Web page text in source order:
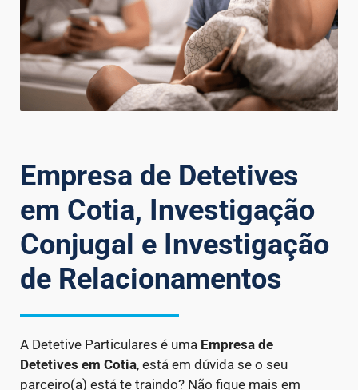
Empresa de Detetives
em Cotia, Investigação
Conjugal e Investigação
de Relacionamentos
A Detetive Particulares é uma Empresa de
Detetives em Cotia, está em dúvida se o seu
parceiro(a) está te traindo? Não fique mais em